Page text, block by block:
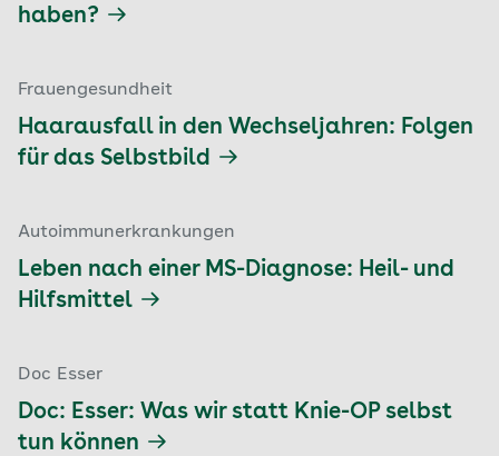
haben?
Frauengesundheit
Haarausfall in den Wechseljahren: Folgen
für das Selbstbild
Autoimmunerkrankungen
Leben nach einer MS-Diagnose: Heil- und
Hilfsmittel
Doc Esser
Doc: Esser: Was wir statt Knie-OP selbst
tun können